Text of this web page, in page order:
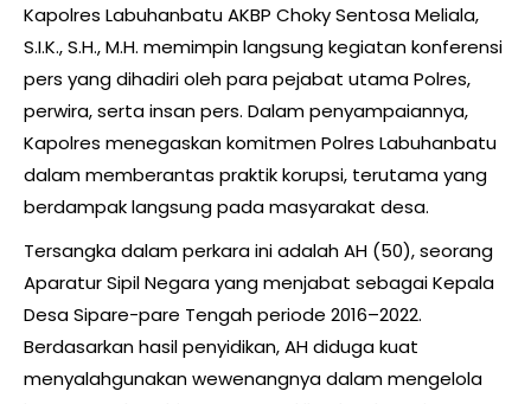
Kapolres Labuhanbatu AKBP Choky Sentosa Meliala,
S.I.K., S.H., M.H. memimpin langsung kegiatan konferensi
pers yang dihadiri oleh para pejabat utama Polres,
perwira, serta insan pers. Dalam penyampaiannya,
Kapolres menegaskan komitmen Polres Labuhanbatu
dalam memberantas praktik korupsi, terutama yang
berdampak langsung pada masyarakat desa.
Tersangka dalam perkara ini adalah AH (50), seorang
Aparatur Sipil Negara yang menjabat sebagai Kepala
Desa Sipare-pare Tengah periode 2016–2022.
Berdasarkan hasil penyidikan, AH diduga kuat
menyalahgunakan wewenangnya dalam mengelola